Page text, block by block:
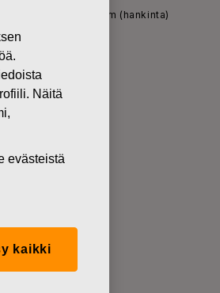
- Ahlström (hankinta)
Näitä
evästeistä
kaikki